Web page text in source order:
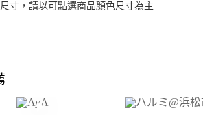
寸，請以可點選商品顏色尺寸為主